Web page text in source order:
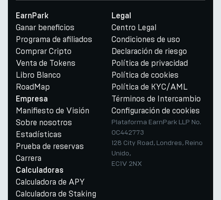
EarnPark
Ganar beneficios
Programa de afiliados
Comprar Cripto
Venta de Tokens
Libro Blanco
RoadMap
Empresa
Manifiesto de Visión
Sobre nosotros
Estadísticas
Prueba de reservas
Carrera
Calculadoras
Calculadora de APY
Calculadora de Staking
Legal
Centro Legal
Condiciones de uso
Declaración de riesgo
Política de privacidad
Política de cookies
Política de KYC/AML
Términos de Intercambio
Configuración de cookies
Plataforma EarnPark LLP No.
OC442773
128 City Road, Londres, Reino
Unido,
EC1V 2NX